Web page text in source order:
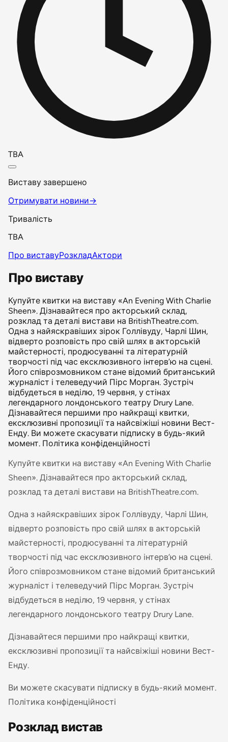
TBA
Виставу завершено
Отримувати новини→
Тривалість
TBA
Про виставуРозкладАктори
Про виставу
Купуйте квитки на виставу «An Evening With Charlie
Sheen». Дізнавайтеся про акторський склад,
розклад та деталі вистави на BritishTheatre.com.
Одна з найяскравіших зірок Голлівуду, Чарлі Шин,
відверто розповість про свій шлях в акторській
майстерності, продюсуванні та літературній
творчості під час ексклюзивного інтерв’ю на сцені.
Його співрозмовником стане відомий британський
журналіст і телеведучий Пірс Морган. Зустріч
відбудеться в неділю, 19 червня, у стінах
легендарного лондонського театру Drury Lane.
Дізнавайтеся першими про найкращі квитки,
ексклюзивні пропозиції та найсвіжіші новини Вест-
Енду. Ви можете скасувати підписку в будь-який
момент. Політика конфіденційності
Купуйте квитки на виставу «An Evening With Charlie
Sheen». Дізнавайтеся про акторський склад,
розклад та деталі вистави на BritishTheatre.com.
Одна з найяскравіших зірок Голлівуду, Чарлі Шин,
відверто розповість про свій шлях в акторській
майстерності, продюсуванні та літературній
творчості під час ексклюзивного інтерв’ю на сцені.
Його співрозмовником стане відомий британський
журналіст і телеведучий Пірс Морган. Зустріч
відбудеться в неділю, 19 червня, у стінах
легендарного лондонського театру Drury Lane.
Дізнавайтеся першими про найкращі квитки,
ексклюзивні пропозиції та найсвіжіші новини Вест-
Енду.
Ви можете скасувати підписку в будь-який момент.
Політика конфіденційності
Розклад вистав